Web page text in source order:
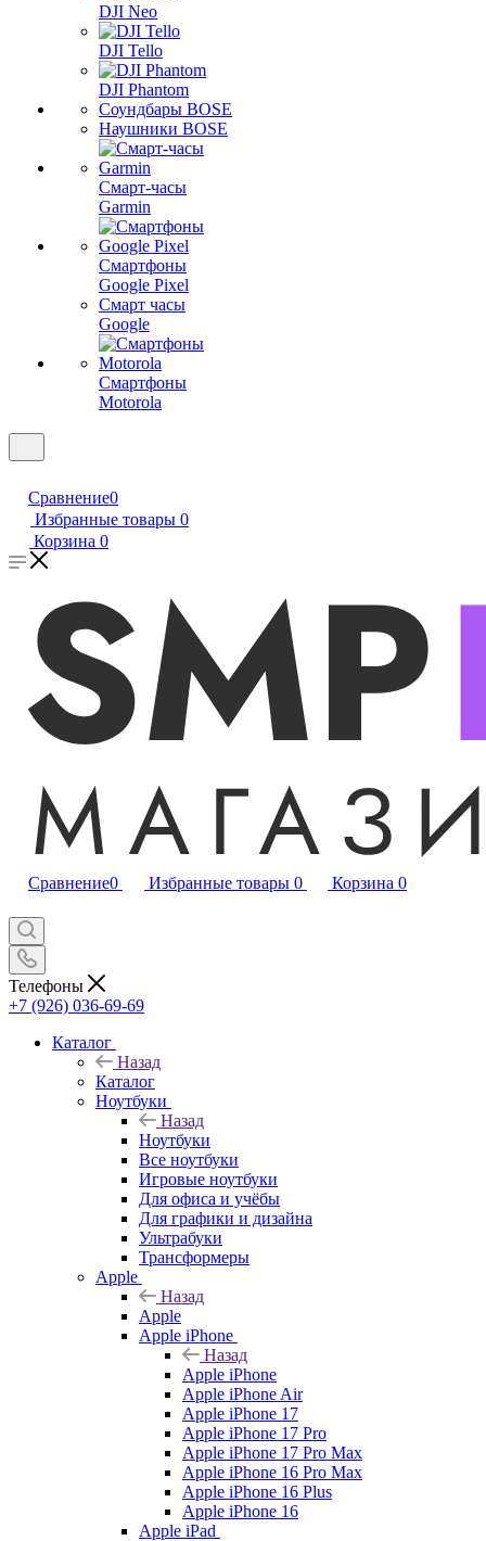
DJI Neo
DJI Tello
DJI Phantom
Соундбары BOSE
Наушники BOSE
Смарт-часы
Garmin
Смартфоны
Google Pixel
Смарт часы
Google
Смартфоны
Motorola
Сравнение0
Избранные товары 0
Корзина 0
Сравнение0 Избранные товары 0 Корзина 0
Телефоны
+7 (926) 036-69-69
Каталог
Назад
Каталог
Ноутбуки
Назад
Ноутбуки
Все ноутбуки
Игровые ноутбуки
Для офиса и учёбы
Для графики и дизайна
Ультрабуки
Трансформеры
Apple
Назад
Apple
Apple iPhone
Назад
Apple iPhone
Apple iPhone Air
Apple iPhone 17
Apple iPhone 17 Pro
Apple iPhone 17 Pro Max
Apple iPhone 16 Pro Max
Apple iPhone 16 Plus
Apple iPhone 16
Apple iPad